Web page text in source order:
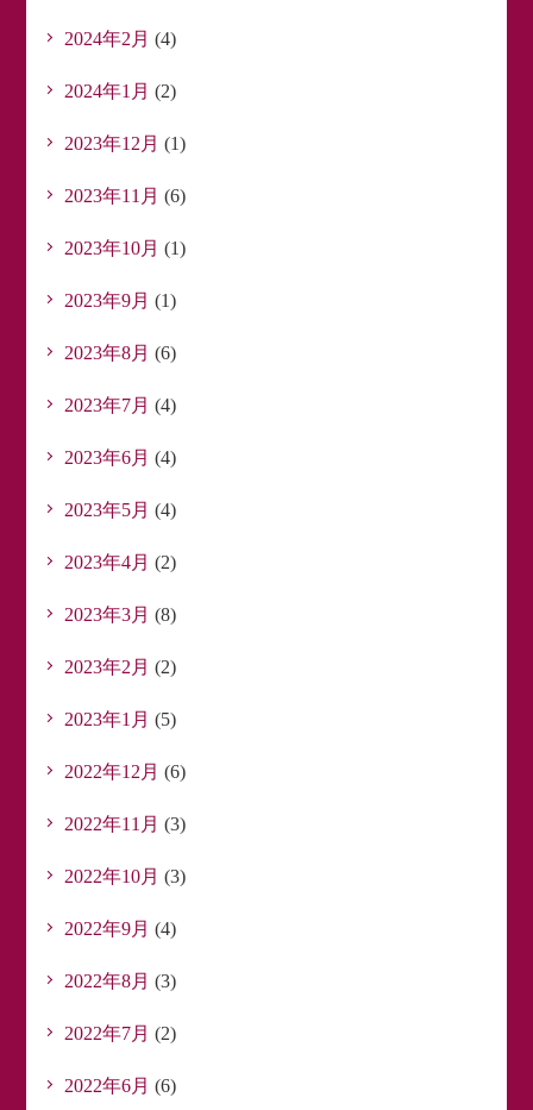
2024年2月 (4)
2024年1月 (2)
2023年12月 (1)
2023年11月 (6)
2023年10月 (1)
2023年9月 (1)
2023年8月 (6)
2023年7月 (4)
2023年6月 (4)
2023年5月 (4)
2023年4月 (2)
2023年3月 (8)
2023年2月 (2)
2023年1月 (5)
2022年12月 (6)
2022年11月 (3)
2022年10月 (3)
2022年9月 (4)
2022年8月 (3)
2022年7月 (2)
2022年6月 (6)